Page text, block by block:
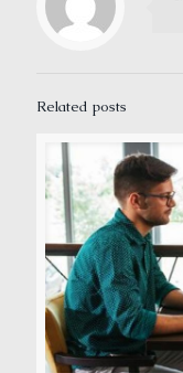
Related posts